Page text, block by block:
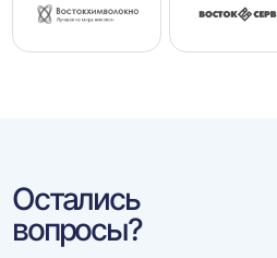
Остались
вопросы?